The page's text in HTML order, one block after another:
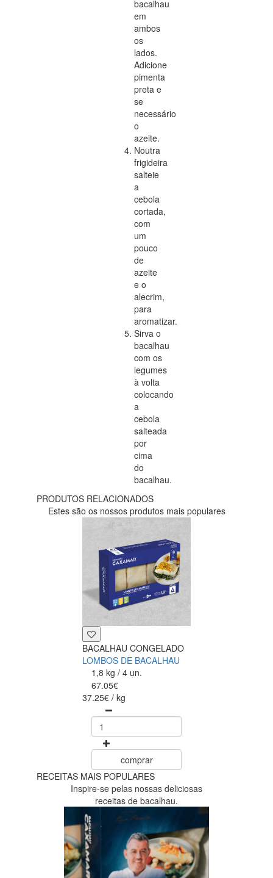
bacalhau
em
ambos
os
lados.
Adicione
pimenta
preta e
se
necessário
o
azeite.
Noutra
frigideira
salteie
a
cebola
cortada,
com
um
pouco
de
azeite
e o
alecrim,
para
aromatizar.
Sirva o
bacalhau
com os
legumes
à volta
colocando
a
cebola
salteada
por
cima
do
bacalhau.
PRODUTOS RELACIONADOS
Estes são os nossos produtos mais populares
BACALHAU CONGELADO
LOMBOS DE BACALHAU
1,8 kg / 4 un.
67.05€
37.25€ / kg
comprar
RECEITAS MAIS POPULARES
Inspire-se pelas nossas deliciosas
receitas de bacalhau.